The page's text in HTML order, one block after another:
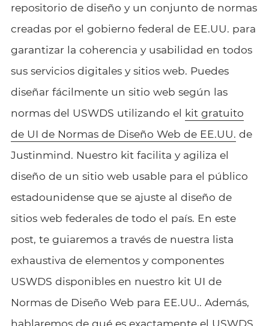
repositorio de diseño y un conjunto de normas
creadas por el gobierno federal de EE.UU. para
garantizar la coherencia y usabilidad en todos
sus servicios digitales y sitios web. Puedes
diseñar fácilmente un sitio web según las
normas del USWDS utilizando el kit gratuito
de UI de Normas de Diseño Web de EE.UU. de
Justinmind. Nuestro kit facilita y agiliza el
diseño de un sitio web usable para el público
estadounidense que se ajuste al diseño de
sitios web federales de todo el país. En este
post, te guiaremos a través de nuestra lista
exhaustiva de elementos y componentes
USWDS disponibles en nuestro kit UI de
Normas de Diseño Web para EE.UU.. Además,
hablaremos de qué es exactamente el USWDS